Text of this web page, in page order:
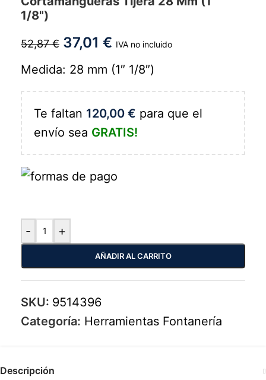
1/8")
52,87€ 37,01 € IVA no incluido
Medida: 28 mm (1″ 1/8″)
Te faltan 120,00 € para que el
envío sea GRATIS!
- +
AÑADIR AL CARRITO
SKU: 9514396
Categoría: Herramientas Fontanería
Descripción